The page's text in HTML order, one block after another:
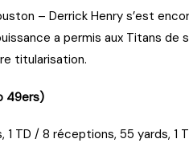
– Derrick Henry s’est
a permis aux Titans de
titularisation.
49ers)
TD / 8 réceptions, 55 yards, 1